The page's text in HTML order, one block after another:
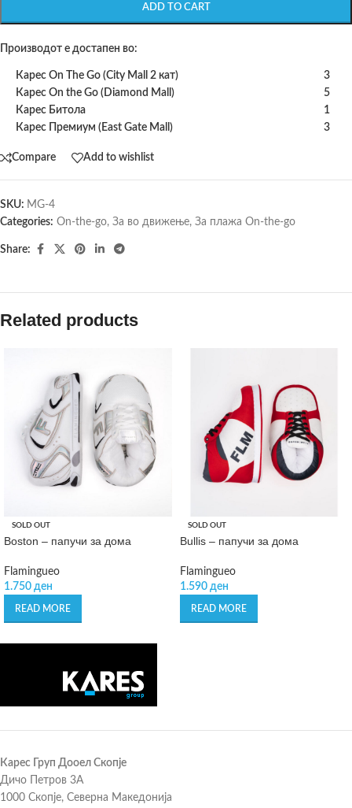
ADD TO CART
Производот е достапен во:
Карес On The Go (City Mall 2 кат)
3
Карес On the Go (Diamond Mall)
5
Карес Битола
1
Карес Премиум (East Gate Mall)
3
Compare Add to wishlist
SKU: MG-4
Categories: On-the-go, За во движење, За плажа On-the-go
Share:
Related products
SOLD OUT
Boston – папучи за дома
Flamingueo
1.750 ден
READ MORE
SOLD OUT
Bullis – папучи за дома
Flamingueo
1.590 ден
READ MORE
Карес Груп Дооел Скопје
Дичо Петров 3А
1000 Скопје, Северна Македонија